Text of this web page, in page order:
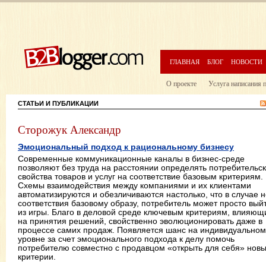
ГЛАВНАЯ БЛОГ НОВОСТИ
О проекте Услуга написания
СТАТЬИ И ПУБЛИКАЦИИ
Сторожук Александр
Эмоциональный подход к рациональному бизнесу
Современные коммуникационные каналы в бизнес-среде
позволяют без труда на расстоянии определять
свойства товаров и услуг на соответствие базовым критериям.
Схемы взаимодействия между компаниями и их клиентами
автоматизируются и обезличиваются настолько, что в случае
соответствия базовому образу, потребитель может просто
из игры. Благо в деловой среде ключевым критериям,
на принятия решений, свойственно эволюционировать даже в
процессе самих продаж. Появляется шанс на индивидуальном
уровне за счет эмоционального подхода к делу помочь
потребителю совместно с продавцом «открыть для себя»
критерии.